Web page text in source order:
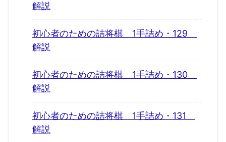
解説
初心者のための詰将棋 1手詰め・129
解説
初心者のための詰将棋 1手詰め・130
解説
初心者のための詰将棋 1手詰め・131
解説